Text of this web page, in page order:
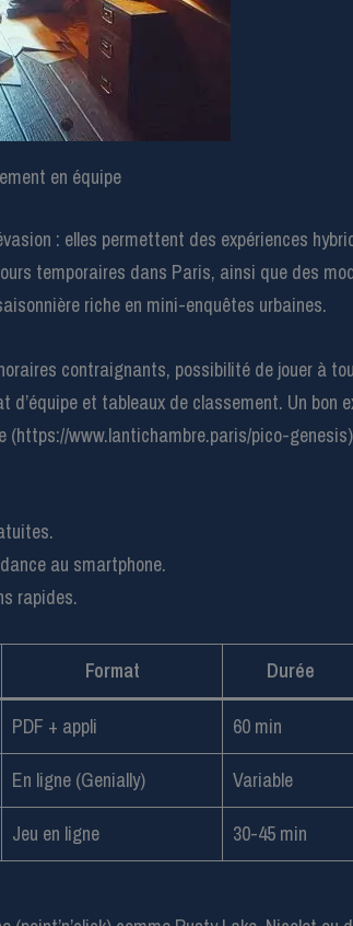
en équipe
: elles permettent des expériences
temporaires dans Paris, ainsi que des
riche en mini-enquêtes urbaines.
contraignants, possibilité de jouer à
et tableaux de classement. Un bon
(https://www.lantichambre.paris/pico-
au smartphone.
rapides.
Format Durée
PDF + appli 60 min
En ligne (Genially) Variable
Jeu en ligne 30-45 min